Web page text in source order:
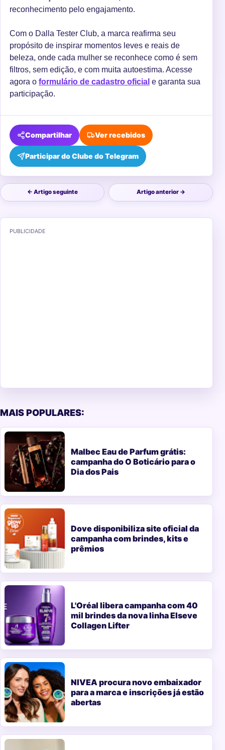
reconhecimento pelo engajamento.
Com o Dalla Tester Club, a marca reafirma seu
propósito de inspirar momentos leves e reais de
beleza, onde cada mulher se reconhece como é sem
filtros, sem edição, e com muita autoestima. Acesse
agora o formulário de cadastro oficial e garanta sua
participação.
Compartilhar
Participar do Clube do Telegram
Ver recebidos
← Artigo seguinte Artigo anterior →
PUBLICIDADE
MAIS POPULARES:
Malbec Eau de Parfum grátis:
campanha do O Boticário para o
Dia dos Pais
Dove disponibiliza site oficial da
campanha com brindes, kits e
prêmios
L'Oréal libera campanha com 40
mil brindes da nova linha Elseve
Collagen Lifter
NIVEA procura novo embaixador
para a marca e inscrições já estão
abertas